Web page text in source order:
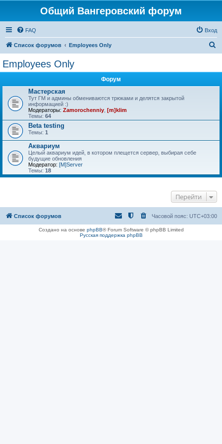
Общий Вангеровский форум
FAQ Вход
Список форумов Employees Only
Employees Only
Форум
Мастерская
Тут ГМ и админы обмениваются трюками и делятся закрытой
информацией :)
Модераторы: Zamorochenniy [m]klim
Темы: 64
Beta testing
Темы: 1
Аквариум
Целый аквариум идей, в котором плещется сервер, выбирая себе
будущие обновления
Модератор: [M]Server
Темы: 18
Перейти
Список форумов Часовой пояс: UTC+03:00
Создано на основе phpBB® Forum Software © phpBB Limited
Русская поддержка phpBB